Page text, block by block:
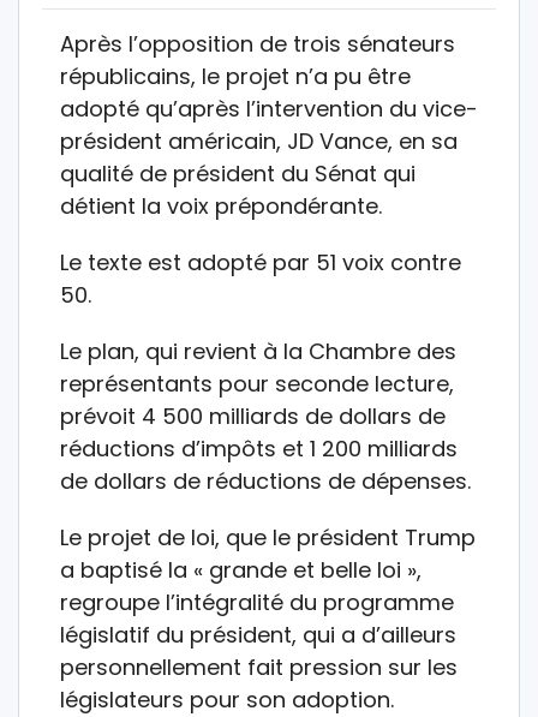
Après l’opposition de trois sénateurs
républicains, le projet n’a pu être
adopté qu’après l’intervention du vice-
président américain, JD Vance, en sa
qualité de président du Sénat qui
détient la voix prépondérante.
Le texte est adopté par 51 voix contre
50.
Le plan, qui revient à la Chambre des
représentants pour seconde lecture,
prévoit 4 500 milliards de dollars de
réductions d’impôts et 1 200 milliards
de dollars de réductions de dépenses.
Le projet de loi, que le président Trump
a baptisé la « grande et belle loi »,
regroupe l’intégralité du programme
législatif du président, qui a d’ailleurs
personnellement fait pression sur les
législateurs pour son adoption.